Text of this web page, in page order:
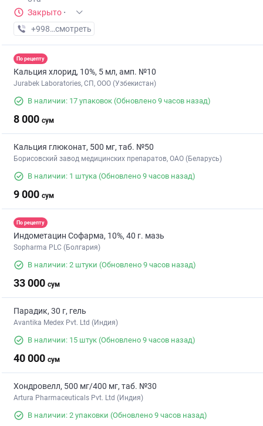
Закрыто ·
+998 (55) XXX-XX-XX
смотреть
По рецепту
Кальция хлорид, 10%, 5 мл, амп. №10
Jurabek Laboratories, СП, ООО (Узбекистан)
В наличии: 17 упаковок (Обновлено 9 часов назад)
8 000 сум
Кальция глюконат, 500 мг, таб. №50
Борисовский завод медицинских препаратов, ОАО (Беларусь)
В наличии: 1 штука (Обновлено 9 часов назад)
9 000 сум
По рецепту
Индометацин Софарма, 10%, 40 г. мазь
Sopharma PLC (Болгария)
В наличии: 2 штуки (Обновлено 9 часов назад)
33 000 сум
Парадик, 30 г, гель
Avantika Medex Pvt. Ltd (Индия)
В наличии: 15 штук (Обновлено 9 часов назад)
40 000 сум
Хондровелл, 500 мг/400 мг, таб. №30
Artura Pharmaceuticals Pvt. Ltd (Индия)
В наличии: 2 упаковки (Обновлено 9 часов назад)